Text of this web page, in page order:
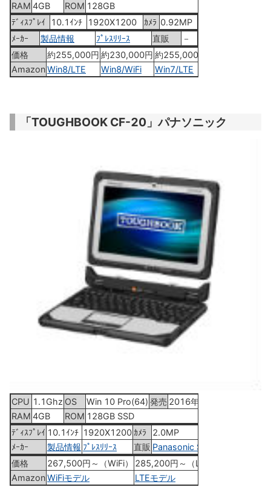
RAM 4GB ROM 128GB
ﾃﾞｨｽﾌﾟﾚｲ
10.1ｲﾝﾁ 1920X1200 ｶﾒﾗ 0.92MP
ﾒｰｶｰ
製品情報 ﾌﾟﾚｽﾘﾘｰｽ 直販
－
価格
約255,000円 約230,000円 約255,000円
AmazonWin8/LTE Win8/WiFi Win7/LTE
「TOUGHBOOK CF-20」パナソニック
CPU 1.1Ghz OS Win 10 Pro(64) 発売 2016年3月下旬
RAM 4GB ROM 128GB SSD
ﾃﾞｨｽﾌﾟﾚｲ 10.1ｲﾝﾁ 1920X1200 ｶﾒﾗ
2.0MP
ﾒｰｶｰ
製品情報 ﾌﾟﾚｽﾘﾘｰｽ 直販 Panasonic Store
価格
267,500円～（WiFi）
285,200円～（LTE）
AmazonWiFiモデル LTEモデル